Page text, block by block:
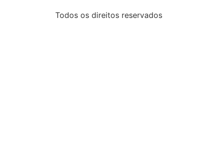
Todos os direitos reservados